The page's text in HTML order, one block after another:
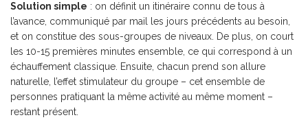
Solution simple : on définit un itinéraire connu de tous à
l’avance, communiqué par mail les jours précédents au besoin,
et on constitue des sous-groupes de niveaux. De plus, on court
les 10-15 premières minutes ensemble, ce qui correspond à un
échauffement classique. Ensuite, chacun prend son allure
naturelle, l’effet stimulateur du groupe – cet ensemble de
personnes pratiquant la même activité au même moment –
restant présent.